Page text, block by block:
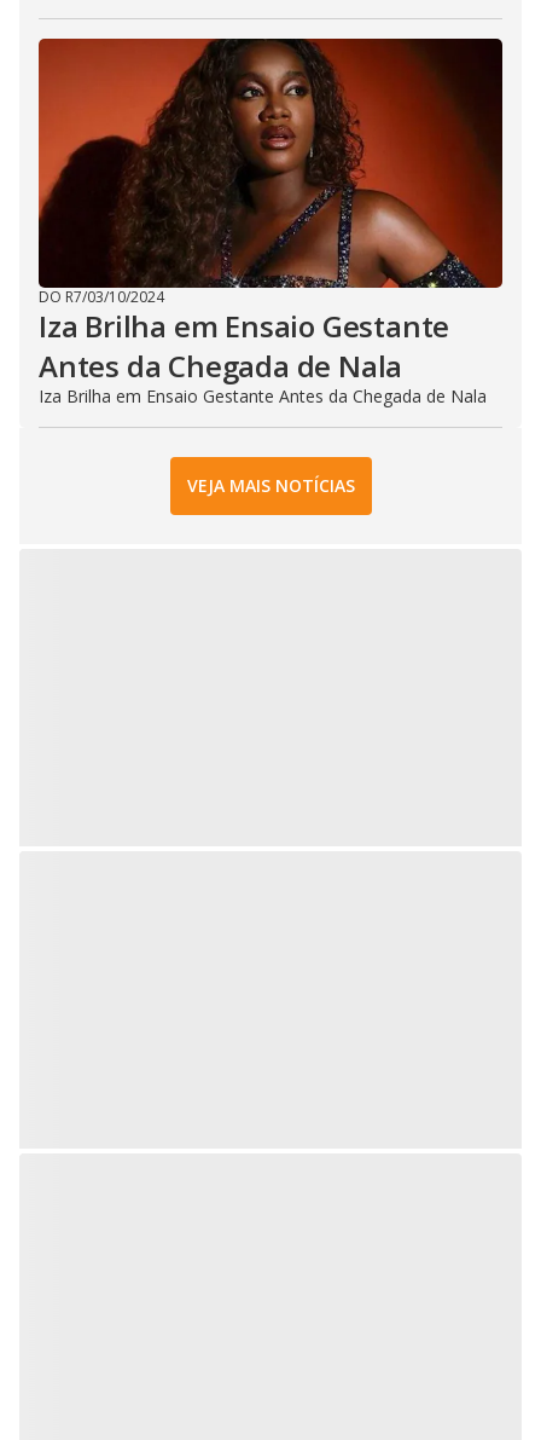
DO R7/03/10/2024
Iza Brilha em Ensaio Gestante
Antes da Chegada de Nala
Iza Brilha em Ensaio Gestante Antes da Chegada de Nala
VEJA MAIS NOTÍCIAS